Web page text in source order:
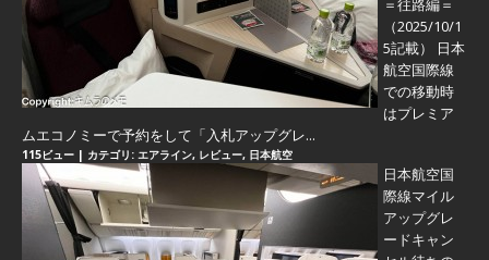
＝往路編＝
（2025/10/1
5記載） 日本
航空国際線
での移動時
はプレミア
ムエコノミーで予約をして「入札アップグレ...
115ビュー | カテゴリ: エアライン, レビュー, 日本航空
日本航空国
際線マイル
アップグレ
ードキャン